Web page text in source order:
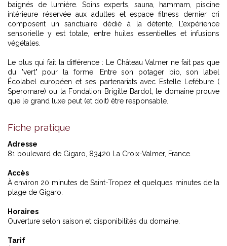
baignés de lumière. Soins experts, sauna, hammam, piscine
intérieure réservée aux adultes et espace fitness dernier cri
composent un sanctuaire dédié à la détente. L’expérience
sensorielle y est totale, entre huiles essentielles et infusions
végétales.
Le plus qui fait la différence : Le Château Valmer ne fait pas que
du "vert" pour la forme. Entre son potager bio, son label
Écolabel européen et ses partenariats avec Estelle Lefébure (
Speromare) ou la Fondation Brigitte Bardot, le domaine prouve
que le grand luxe peut (et doit) être responsable.
Fiche pratique
Adresse
81 boulevard de Gigaro, 83420 La Croix-Valmer, France.
Accès
À environ 20 minutes de Saint-Tropez et quelques minutes de la
plage de Gigaro.
Horaires
Ouverture selon saison et disponibilités du domaine.
Tarif